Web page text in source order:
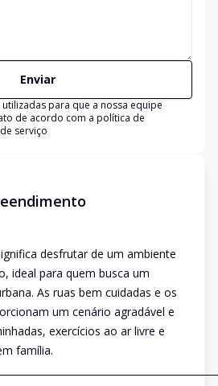
Enviar
para que a nossa equipe
de acordo com a política de
serviço
desfrutar de um ambiente
ideal para quem busca um
As ruas bem cuidadas e os
um cenário agradável e
exercícios ao ar livre e
família.